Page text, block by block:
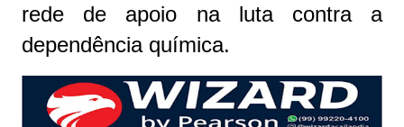
rede de apoio na luta contra a
dependência química.